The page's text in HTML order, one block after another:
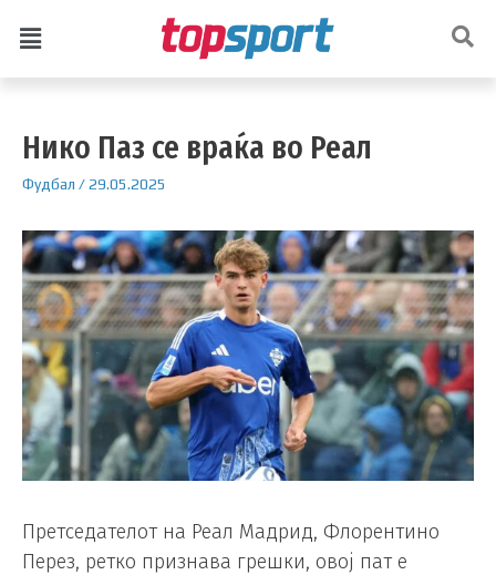
Нико Паз се враќа во Реал
Фудбал /29.05.2025
Претседателот на Реал Мадрид, Флорентино
Перез, ретко признава грешки, овој пат е